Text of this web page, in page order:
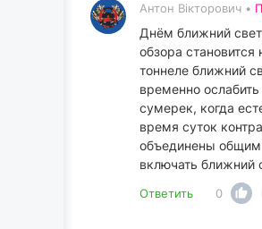
Антон Вікторович •
Днём ближний
обзора
тоннеле ближний
временно
сумерек, когда
время суток
объединены общим
включать ближний
Ответить 0